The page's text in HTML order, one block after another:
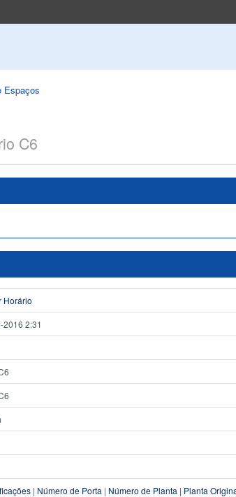
Espaços
C6
Horário
2016 2:31
| Número de Porta | Número de Planta | Planta